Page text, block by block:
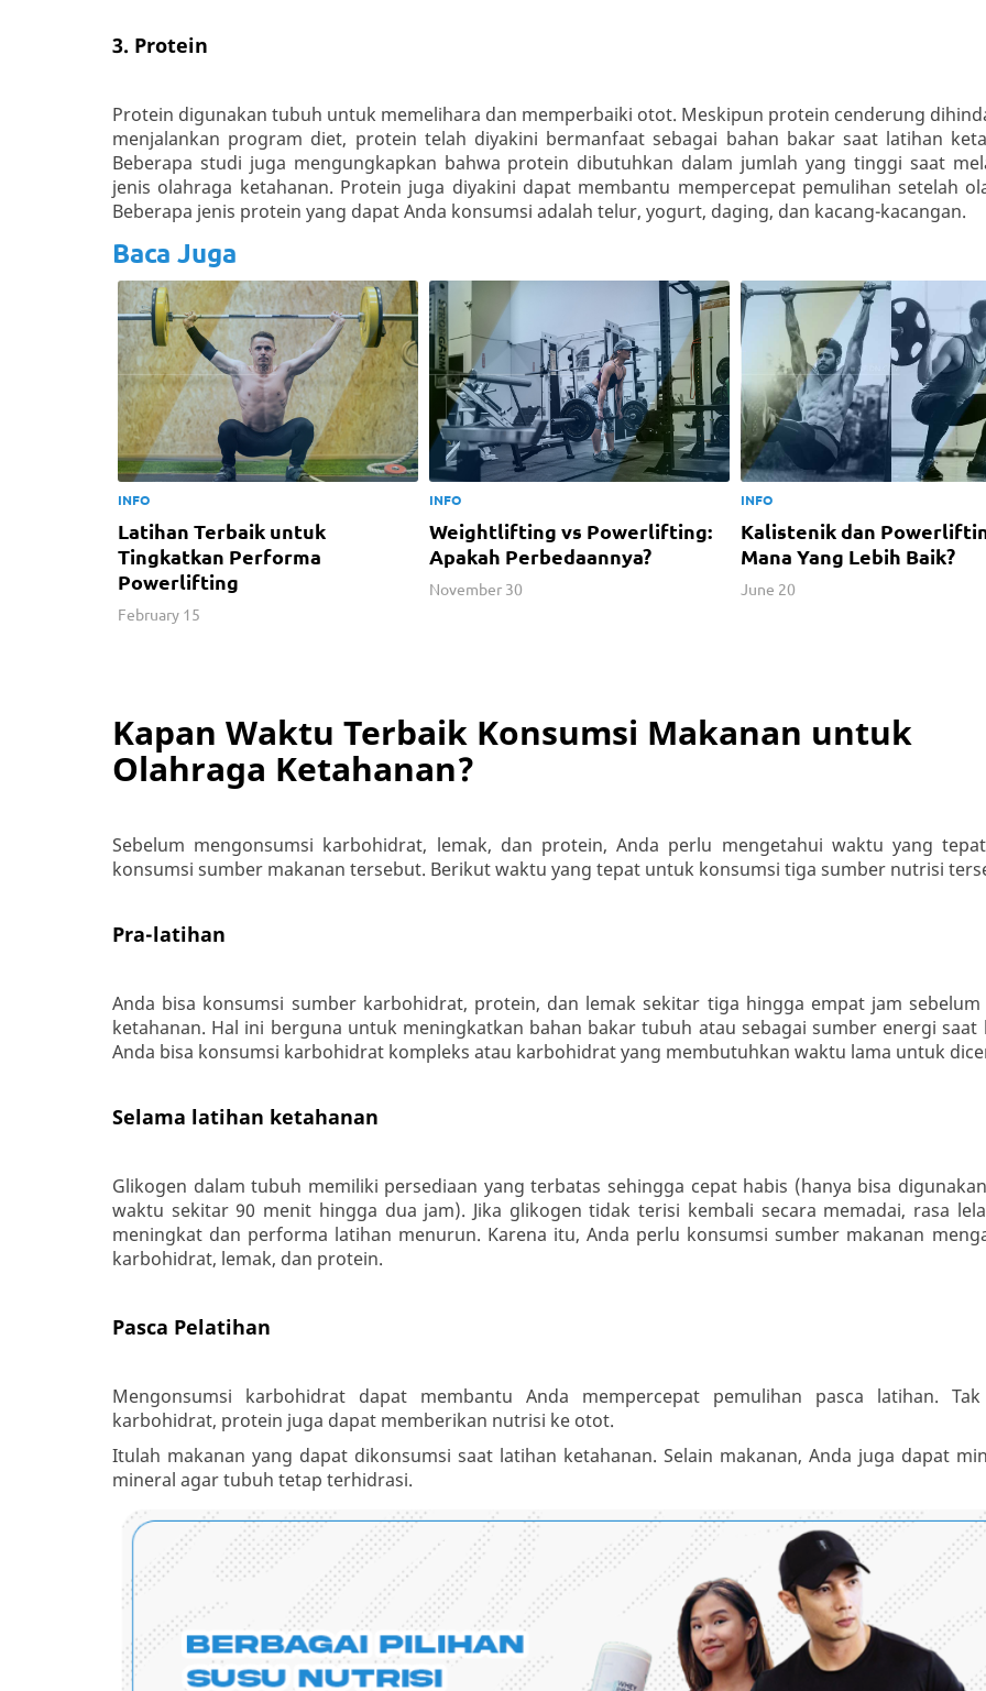
3. Protein
Protein digunakan tubuh untuk memelihara dan memperbaiki otot. Meskipun protein cenderung
menjalankan program diet, protein telah diyakini bermanfaat sebagai bahan bakar saat latihan
Beberapa studi juga mengungkapkan bahwa protein dibutuhkan dalam jumlah yang tinggi saat
jenis olahraga ketahanan. Protein juga diyakini dapat membantu mempercepat pemulihan setelah
Beberapa jenis protein yang dapat Anda konsumsi adalah telur, yogurt, daging, dan kacang-kacangan.
Baca Juga
INFO
Latihan Terbaik untuk
Tingkatkan Performa
Powerlifting
February 15
INFO
Weightlifting vs Powerlifting:
Apakah Perbedaannya?
November 30
INFO
Kalistenik dan
Mana Yang Lebih Baik?
June 20
Kapan Waktu Terbaik Konsumsi Makanan untuk
Olahraga Ketahanan?
Sebelum mengonsumsi karbohidrat, lemak, dan protein, Anda perlu mengetahui waktu yang
konsumsi sumber makanan tersebut. Berikut waktu yang tepat untuk konsumsi tiga sumber nutrisi
Pra-latihan
Anda bisa konsumsi sumber karbohidrat, protein, dan lemak sekitar tiga hingga empat jam
ketahanan. Hal ini berguna untuk meningkatkan bahan bakar tubuh atau sebagai sumber energi saat
Anda bisa konsumsi karbohidrat kompleks atau karbohidrat yang membutuhkan waktu lama untuk
Selama latihan ketahanan
Glikogen dalam tubuh memiliki persediaan yang terbatas sehingga cepat habis (hanya bisa
waktu sekitar 90 menit hingga dua jam). Jika glikogen tidak terisi kembali secara memadai, rasa
meningkat dan performa latihan menurun. Karena itu, Anda perlu konsumsi sumber makanan
karbohidrat, lemak, dan protein.
Pasca Pelatihan
Mengonsumsi karbohidrat dapat membantu Anda mempercepat pemulihan pasca latihan.
karbohidrat, protein juga dapat memberikan nutrisi ke otot.
Itulah makanan yang dapat dikonsumsi saat latihan ketahanan. Selain makanan, Anda juga dapat
mineral agar tubuh tetap terhidrasi.